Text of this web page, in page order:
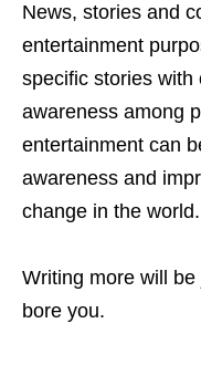
News, stories and
entertainment
specific stories with
awareness among
entertainment can
awareness and
change in the world.
Writing more will
bore you.